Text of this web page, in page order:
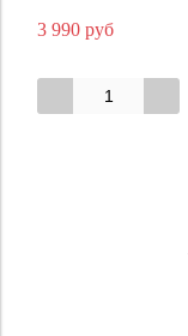
3 990 руб